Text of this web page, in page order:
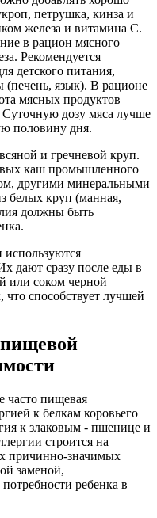
петрушка, кинза и
железа и витамина С.
в рацион мясного
Рекомендуется
детского питания,
(печень, язык). В рационе
мясных продуктов
дозу мяса лучше
половину дня.
и гречневой круп.
каш промышленного
другими минеральными
белых круп (манная,
должны быть
дают сразу после еды в
или соком черной
способствует лучшей
часто пищевая
к белкам коровьего
к злаковым - пшенице и
строится на
причинно-значимых
заменой,
ребенка в